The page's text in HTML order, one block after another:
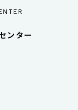
ンター